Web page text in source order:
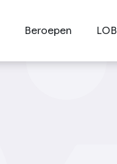
Beroepen